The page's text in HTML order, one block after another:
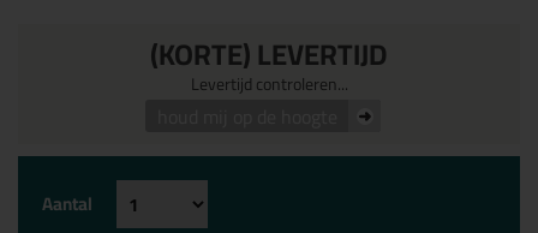
(KORTE) LEVERTIJD
Levertijd controleren...
Aantal